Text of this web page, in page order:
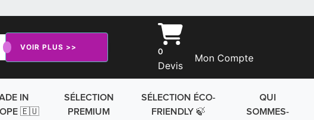
VOIR PLUS >>
0
Devis
Mon Compte
IN
🇪🇺
SÉLECTION
PREMIUM
SÉLECTION ÉCO-
FRIENDLY 🍃
QUI
SOMMES-